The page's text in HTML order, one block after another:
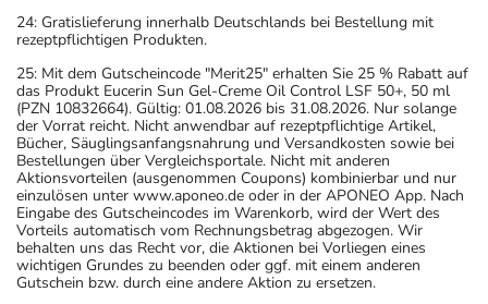
24: Gratislieferung innerhalb Deutschlands bei Bestellung mit
rezeptpflichtigen Produkten.
25: Mit dem Gutscheincode "Merit25" erhalten Sie 25 % Rabatt auf
das Produkt Eucerin Sun Gel-Creme Oil Control LSF 50+, 50 ml
(PZN 10832664). Gültig: 01.08.2026 bis 31.08.2026. Nur solange
der Vorrat reicht. Nicht anwendbar auf rezeptpflichtige Artikel,
Bücher, Säuglingsanfangsnahrung und Versandkosten sowie bei
Bestellungen über Vergleichsportale. Nicht mit anderen
Aktionsvorteilen (ausgenommen Coupons) kombinierbar und nur
einzulösen unter www.aponeo.de oder in der APONEO App. Nach
Eingabe des Gutscheincodes im Warenkorb, wird der Wert des
Vorteils automatisch vom Rechnungsbetrag abgezogen. Wir
behalten uns das Recht vor, die Aktionen bei Vorliegen eines
wichtigen Grundes zu beenden oder ggf. mit einem anderen
Gutschein bzw. durch eine andere Aktion zu ersetzen.